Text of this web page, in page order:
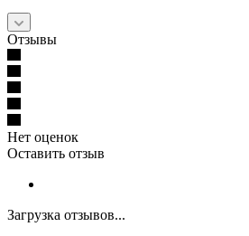
Отзывы
Нет оценок
Оставить отзыв
Загрузка отзывов...